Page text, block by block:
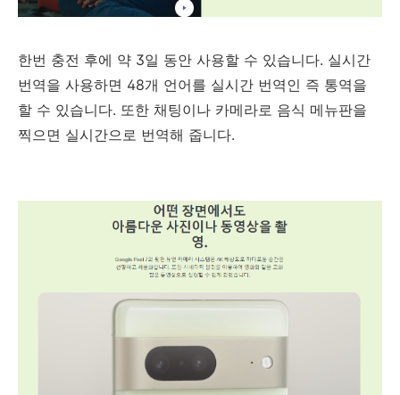
한번 충전 후에 약 3일 동안 사용할 수 있습니다. 실시간
번역을 사용하면 48개 언어를 실시간 번역인 즉 통역을
할 수 있습니다. 또한 채팅이나 카메라로 음식 메뉴판을
찍으면 실시간으로 번역해 줍니다.